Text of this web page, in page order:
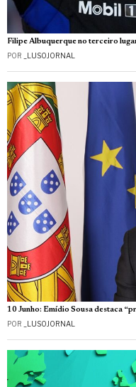
Filipe Albuquerque no terceiro
POR _LUSOJORNAL
10 Junho: Emídio Sousa destaca
POR _LUSOJORNAL